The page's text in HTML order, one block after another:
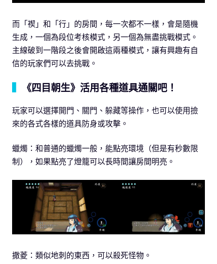
而「禊」和「行」的房間，每一次都不一樣，會是隨機
生成，一個為段位考核模式，另一個為無盡挑戰模式。
主線破到一階段之後會開啟這兩種模式，讓有興趣有自
信的玩家們可以去挑戰。
《四目朝生》活用各種道具通關吧！
玩家可以選擇開門、關門、躲藏等操作，也可以使用撿
來的各式各樣的道具防身或攻擊。
蠟燭：和普通的蠟燭一般，能點亮環境（但是有秒數限
制），如果點亮了燈籠可以長時間讓房間明亮。
撒菱：類似地刺的東西，可以殺死怪物。